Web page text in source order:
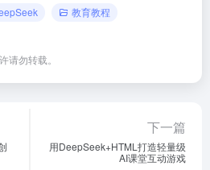
教育教程
请勿转载。
下一篇
用DeepSeek+HTML打造轻量级
AI课堂互动游戏